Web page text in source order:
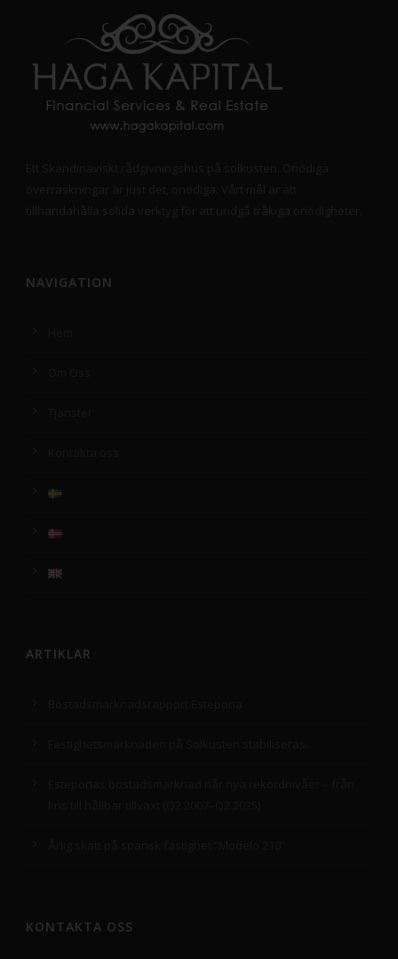
NAVIGATION
ARTIKLAR
KONTAKTA OSS